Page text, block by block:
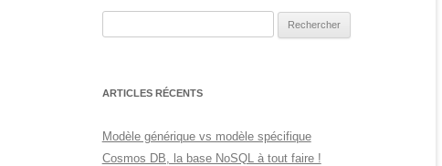
ARTICLES RÉCENTS
Modèle générique vs modèle spécifique
Cosmos DB, la base NoSQL à tout faire !